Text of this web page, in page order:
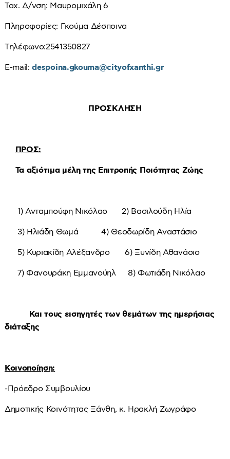
Ταχ. Δ/νση: Μαυρομιχάλη 6
Πληροφορίες: Γκούμα Δέσποινα
Τηλέφωνο:2541350827
E-mail:despoina.gkouma@cityofxanthi.gr
ΠΡΟΣΚΛΗΣΗ
ΠΡΟΣ:
Τα αξιότιμα μέλη της Επιτροπής Ποιότητας Ζώης
1) Ανταμπούφη Νικόλαο 2) Βασιλούδη Ηλία
3) Ηλιάδη Θωμά 4) Θεοδωρίδη Αναστάσιο
5) Κυριακίδη Αλέξανδρο 6) Ξυνίδη Αθανάσιο
7) Φανουράκη Εμμανούηλ 8) Φωτιάδη Νικόλαο
Και τους εισηγητές των θεμάτων της ημερήσιας
διάταξης
Κοινοποίηση:
-Πρόεδρο Συμβουλίου
Δημοτικής Κοινότητας Ξάνθη, κ. Ηρακλή Ζωγράφο